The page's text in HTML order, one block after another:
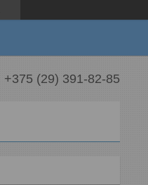
+375 (29) 391-82-85